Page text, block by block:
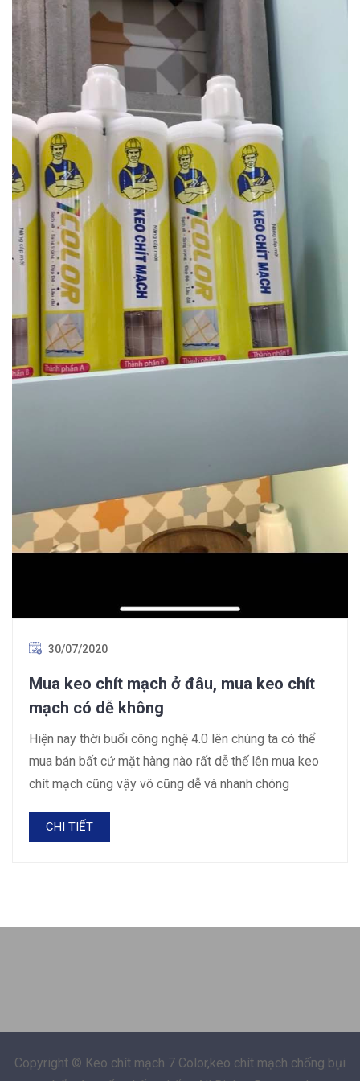
30/07/2020
Mua keo chít mạch ở đâu, mua keo chít
mạch có dễ không
Hiện nay thời buổi công nghệ 4.0 lên chúng ta có thể
mua bán bất cứ mặt hàng nào rất dễ thế lên mua keo
chít mạch cũng vậy vô cũng dễ và nhanh chóng
CHI TIẾT
Copyright © Keo chít mạch 7 Color,keo chít mạch chống bụi